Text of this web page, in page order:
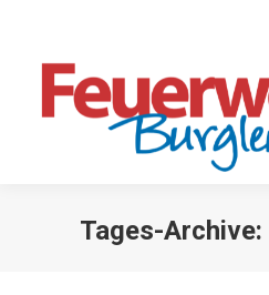
Tages-Archive: